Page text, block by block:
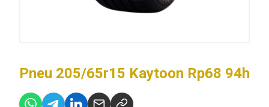
Pneu 205/65r15 Kaytoon Rp68 94h